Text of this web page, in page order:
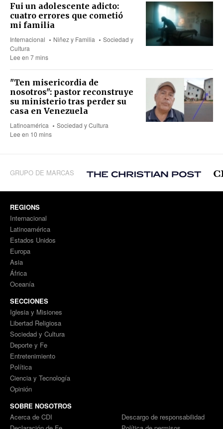
Fui un adolescente adicto:
cuatro errores que cometió
mi familia
Internacional Niñez y Familia
Sociedad y
Cultura
Lee en 7 mins
"Ten misericordia de
nosotros": pastor reconstruye
su ministerio tras perder su
casa en Venezuela
Latinoamérica
Sociedad y Cultura
Lee en 10 mins
GRUPO DE MARCAS
REGIONS
Internacional
Latinoamérica
Estados Unidos
Europa
Asia
África
Oceanía
SECCIONES
Iglesia y Misiones
Libertad Religiosa
Sociedad y Cultura
Deporte y Fe
Entretenimiento
Política
Ciencia y Tecnología
Opinión
SOBRE NOSOTROS
Acerca de CDI
Descargo de responsabilidad